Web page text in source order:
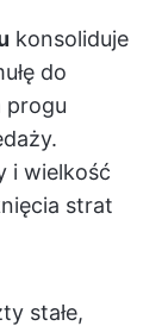
konsoliduje
do
progu
i wielkość
strat
stałe,